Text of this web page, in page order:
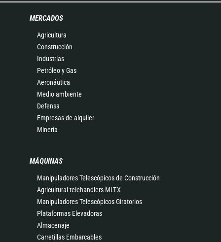
MERCADOS
Agricultura
Construcción
Industrias
Petróleo y Gas
Aeronáutica
Medio ambiente
Defensa
Empresas de alquiler
Minería
MÁQUINAS
Manipuladores Telescópicos de Construcción
Agricultural telehandlers MLT-X
Manipuladores Telescópicos Giratorios
Plataformas Elevadoras
Almacenaje
Carretillas Embarcables